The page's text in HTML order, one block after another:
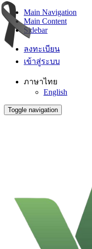
Main Navigation
Main Content
Sidebar
ลงทะเบียน
เข้าสู่ระบบ
ภาษาไทย
English
Toggle navigation